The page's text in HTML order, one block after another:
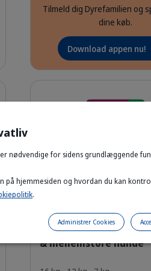
Brown spaniel dog with long floppy
Tilmeld dig Dyrefamilien og
dine køb.
Download appen nu!
HPM Adult tørfoder |
& mellemstore hunde
nødvendige for sidens grundlæggende
på hjemmesiden og hvordan du kan
.
Administrer Cookies